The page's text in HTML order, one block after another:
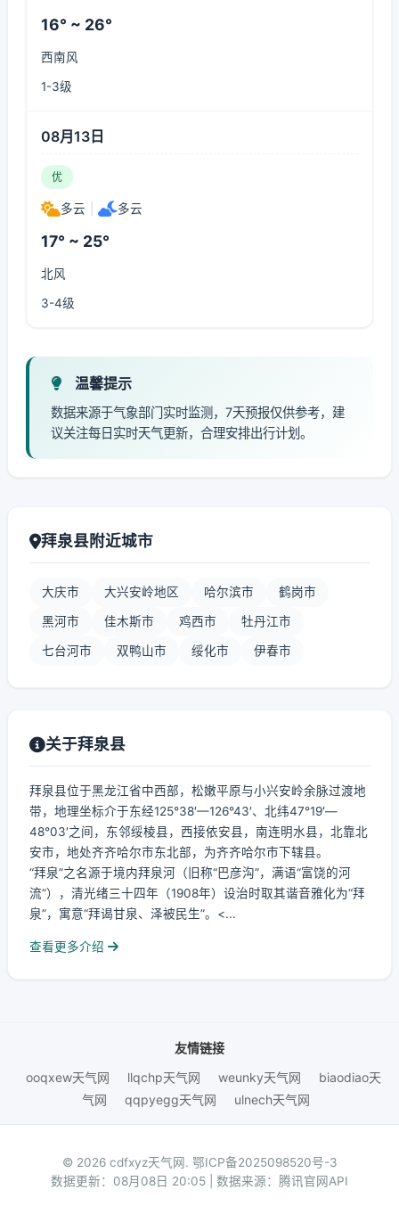
16° ~ 26°
西南风
1-3级
08月13日
优
多云 多云
17° ~ 25°
北风
3-4级
温馨提示
数据来源于气象部门实时监测，7天预报仅供参考，建
议关注每日实时天气更新，合理安排出行计划。
拜泉县附近城市
大庆市 大兴安岭地区 哈尔滨市 鹤岗市
黑河市 佳木斯市 鸡西市 牡丹江市
七台河市 双鸭山市 绥化市 伊春市
关于拜泉县
拜泉县位于黑龙江省中西部，松嫩平原与小兴安岭余脉过渡地
带，地理坐标介于东经125°38′—126°43′、北纬47°19′—
48°03′之间，东邻绥棱县，西接依安县，南连明水县，北靠北
安市，地处齐齐哈尔市东北部，为齐齐哈尔市下辖县。
“拜泉”之名源于境内拜泉河（旧称“巴彦沟”，满语“富饶的河
流”），清光绪三十四年（1908年）设治时取其谐音雅化为“拜
泉”，寓意“拜谒甘泉、泽被民生”。<...
查看更多介绍
友情链接
ooqxew天气网
llqchp天气网 weunky天气网
biaodiao天
气网
qqpyegg天气网 ulnech天气网
© 2026 cdfxyz天气网. 鄂ICP备2025098520号-3
数据更新：08月08日 20:05 | 数据来源：腾讯官网API